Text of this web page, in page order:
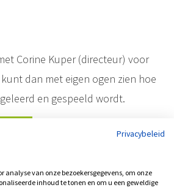
Corine Kuper (directeur) voor
dan met eigen ogen zien hoe
en gespeeld wordt.
Privacybeleid
analyse van onze bezoekersgegevens, om onze
inhoud te tonen en om u een geweldige